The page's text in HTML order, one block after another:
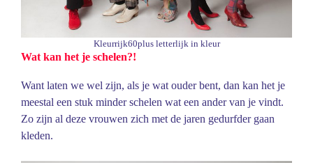
Kleurrijk60plus letterlijk in kleur
Wat kan het je schelen?!
Want laten we wel zijn, als je wat ouder bent, dan kan het je
meestal een stuk minder schelen wat een ander van je vindt.
Zo zijn al deze vrouwen zich met de jaren gedurfder gaan
kleden.